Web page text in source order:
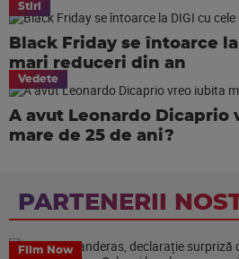
Stiri
Black Friday se întoarce
mari reduceri din an
Vedete
A avut Leonardo Dicaprio
mare de 25 de ani?
PARTENERII
Film Now